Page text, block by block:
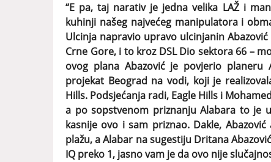
“E pa, taj narativ je jedna velika LAŽ i
kuhinji našeg najvećeg manipulatora i
Ulcinja napravio upravo ulcinjanin
Crne Gore, i to kroz DSL Dio sektora 66 –
ovog plana Abazović je povjerio planeru
projekat Beograd na vodi, koji je
Hills. Podsjećanja radi, Eagle Hills i
a po sopstvenom priznanju Alabara to je
kasnije ovo i sam priznao. Dakle,
plažu, a Alabar na sugestiju Dritana
IQ preko 1, jasno vam je da ovo nije